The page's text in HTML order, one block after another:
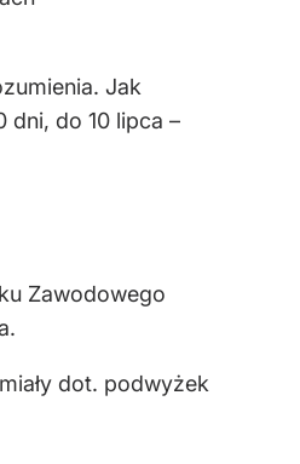
Jak
do 10 lipca –
Zawodowego
dot. podwyżek